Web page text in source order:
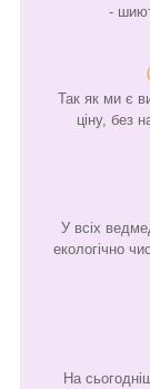
-
Так як ми є
ціну, без
У всіх
екологічно
На